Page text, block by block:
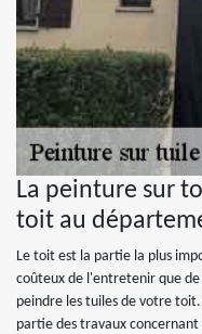
La peinture sur
toit au
Le toit est la partie la plus
coûteux de l'entretenir que de
peindre les tuiles de votre
partie des travaux concernant